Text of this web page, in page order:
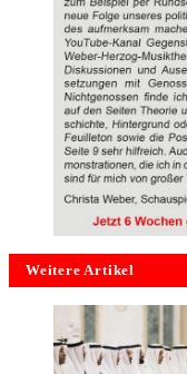
Weitere Artikel